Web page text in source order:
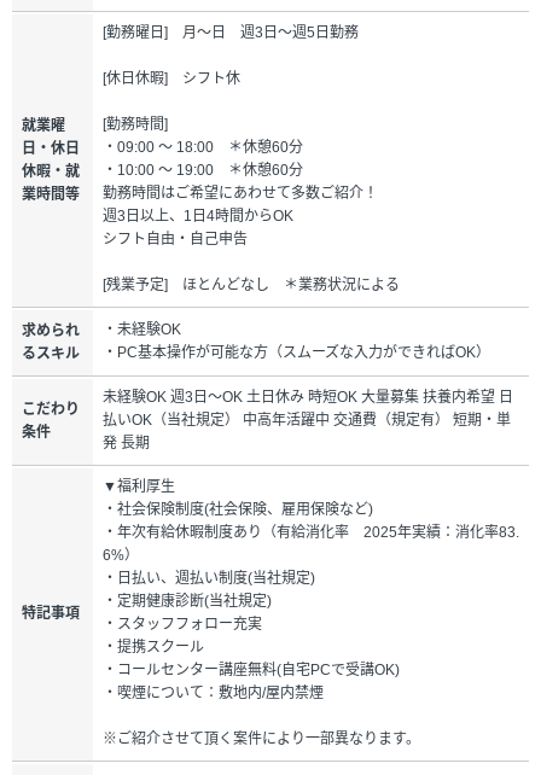
就業曜
日・休日
休暇・就
業時間等
[勤務曜日] 月～日 週3日～週5日勤務
[休日休暇] シフト休
[勤務時間]
・09:00 ～ 18:00 ＊休憩60分
・10:00 ～ 19:00 ＊休憩60分
勤務時間はご希望にあわせて多数ご紹介！
週3日以上、1日4時間からOK
シフト自由・自己申告
[残業予定] ほとんどなし ＊業務状況による
求められ
るスキル
・未経験OK
・PC基本操作が可能な方（スムーズな入力ができればOK）
こだわり
条件
未経験OK 週3日～OK 土日休み 時短OK 大量募集 扶養内希望 日
払いOK（当社規定） 中高年活躍中 交通費（規定有） 短期・単
発 長期
特記事項
▼福利厚生
・社会保険制度(社会保険、雇用保険など)
・年次有給休暇制度あり（有給消化率 2025年実績：消化率83.
6%）
・日払い、週払い制度(当社規定)
・定期健康診断(当社規定)
・スタッフフォロー充実
・提携スクール
・コールセンター講座無料(自宅PCで受講OK)
・喫煙について：敷地内/屋内禁煙
※ご紹介させて頂く案件により一部異なります。